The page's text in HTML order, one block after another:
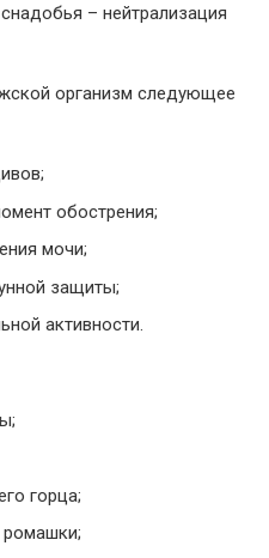
– нейтрализация
организм следующее
обострения;
мочи;
защиты;
активности.
горца;
ромашки;